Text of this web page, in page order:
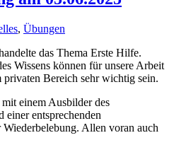
, Übungen
das Thema Erste Hilfe.
Wissens können für unsere Arbeit
Bereich sehr wichtig sein.
einem Ausbilder des
einer entsprechenden
Allen voran auch